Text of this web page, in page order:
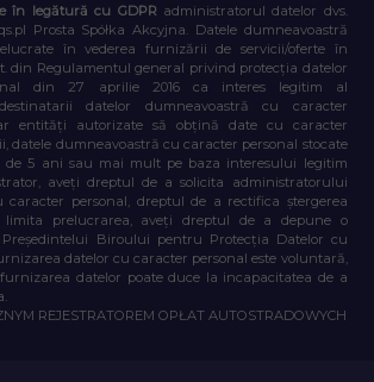
în legătură cu GDPR administratorul datelor dvs.
Prosta Spółka Akcyjna. Datele dumneavoastră
în vederea furnizării de servicii/oferte în
din Regulamentul general privind protecția datelor
din 27 aprilie 2016 ca interes legitim al
datelor dumneavoastră cu caracter
entități autorizate să obțină date cu caracter
datele dumneavoastră cu caracter personal stocate
de 5 ani sau mai mult pe baza interesului legitim
aveți dreptul de a solicita administratorului
caracter personal, dreptul de a rectifica ștergerea
limita prelucrarea, aveți dreptul de a depune o
Biroului pentru Protecția Datelor cu
datelor cu caracter personal este voluntară,
datelor poate duce la incapacitatea de a
REJESTRATOREM OPŁAT AUTOSTRADOWYCH